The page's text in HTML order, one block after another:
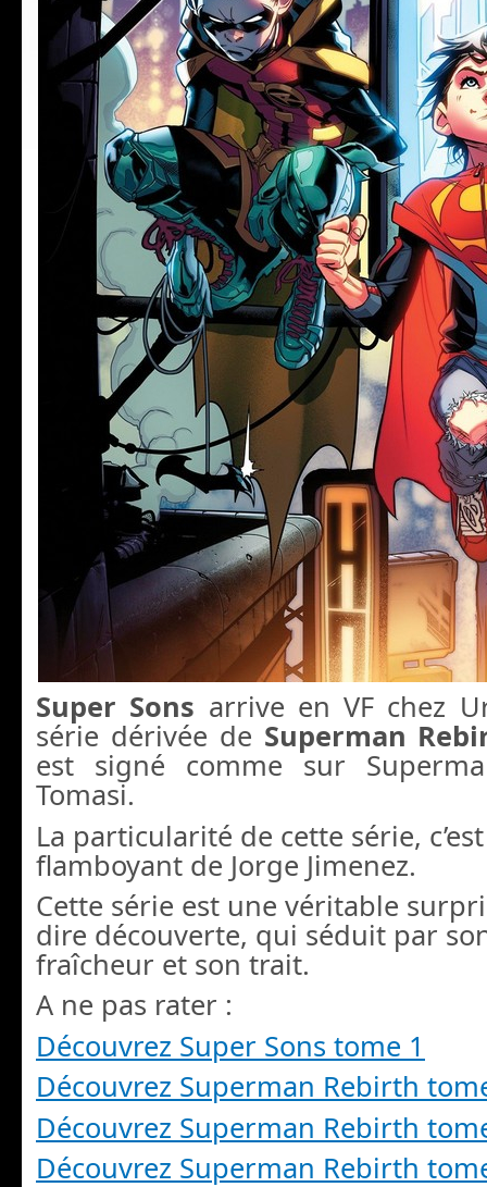
Super Sons arrive en VF chez
série dérivée de Superman
est signé comme sur
Tomasi.
La particularité de cette série,
flamboyant de Jorge Jimenez.
Cette série est une véritable
dire découverte, qui séduit par
fraîcheur et son trait.
A ne pas rater :
Découvrez Super Sons tome 1
Découvrez Superman Rebirth
Découvrez Superman Rebirth
Découvrez Superman Rebirth